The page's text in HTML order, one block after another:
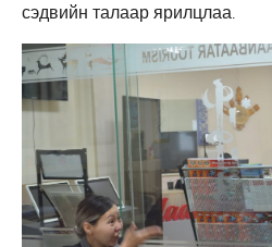
сэдвийн талаар ярилцлаа.